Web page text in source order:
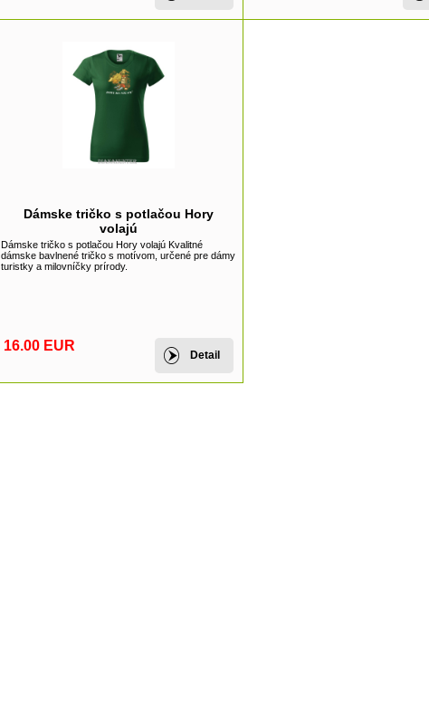
Dámske tričko s potlačou Hory
volajú
Dámske tričko s potlačou Hory volajú Kvalitné
dámske bavlnené tričko s motívom, určené pre dámy
turistky a milovníčky prírody.
16.00 EUR
Detail